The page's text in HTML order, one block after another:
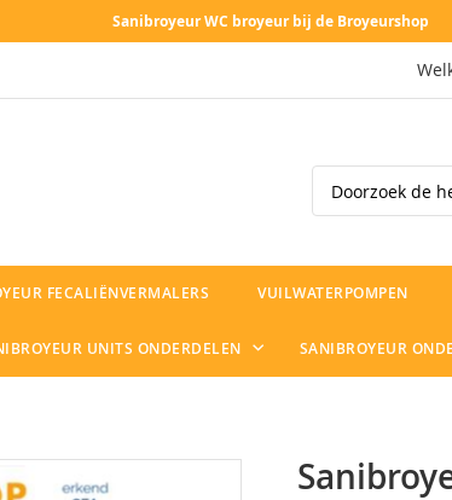
Sanibroyeur WC broyeur bij de Broyeurshop
Search
FECALIËNVERMALERS VUILWATERPOMPEN
UNITS ONDERDELEN SANIBROYEUR